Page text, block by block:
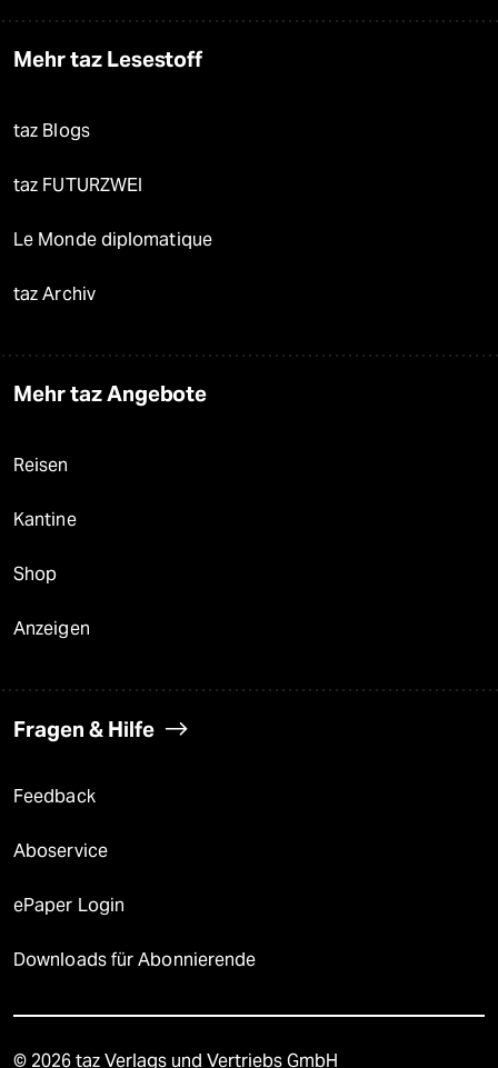
Mehr taz Lesestoff
taz Blogs
taz FUTURZWEI
Le Monde diplomatique
taz Archiv
Mehr taz Angebote
Reisen
Kantine
Shop
Anzeigen
Fragen & Hilfe
Feedback
Aboservice
ePaper Login
Downloads für Abonnierende
© 2026 taz Verlags und Vertriebs GmbH